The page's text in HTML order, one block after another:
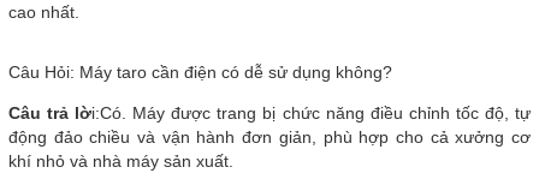
cao nhất.
Câu Hỏi: Máy taro cần điện có dễ sử dụng không?
Câu trả lời:Có. Máy được trang bị chức năng điều chỉnh tốc độ, tự
động đảo chiều và vận hành đơn giản, phù hợp cho cả xưởng cơ
khí nhỏ và nhà máy sản xuất.